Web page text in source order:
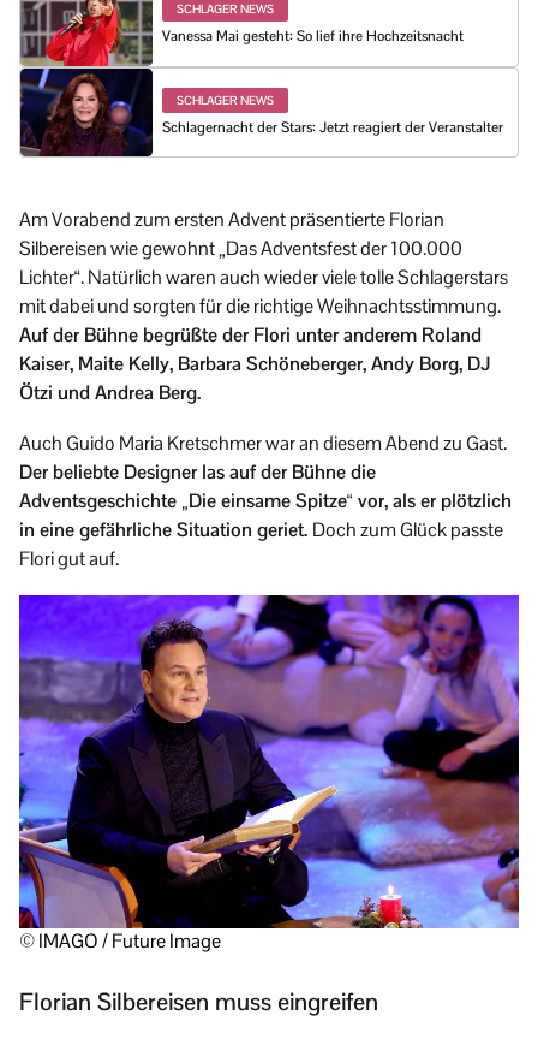
SCHLAGER NEWS
Vanessa Mai gesteht: So lief ihre Hochzeitsnacht
SCHLAGER NEWS
Schlagernacht der Stars: Jetzt reagiert der Veranstalter
Am Vorabend zum ersten Advent präsentierte Florian
Silbereisen wie gewohnt „Das Adventsfest der 100.000
Lichter“. Natürlich waren auch wieder viele tolle Schlagerstars
mit dabei und sorgten für die richtige Weihnachtsstimmung.
Auf der Bühne begrüßte der Flori unter anderem Roland
Kaiser, Maite Kelly, Barbara Schöneberger, Andy Borg, DJ
Ötzi und Andrea Berg.
Auch Guido Maria Kretschmer war an diesem Abend zu Gast.
Der beliebte Designer las auf der Bühne die
Adventsgeschichte „Die einsame Spitze“ vor, als er plötzlich
in eine gefährliche Situation geriet. Doch zum Glück passte
Flori gut auf.
© IMAGO / Future Image
Florian Silbereisen muss eingreifen